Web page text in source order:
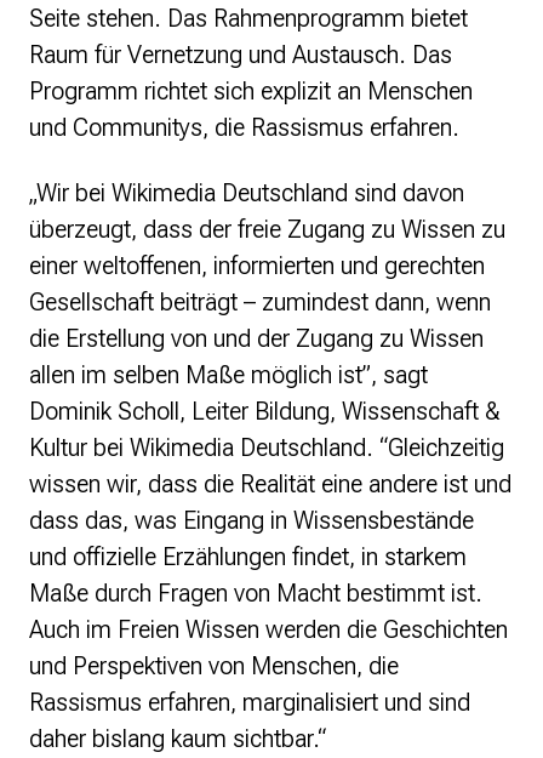
Strategie und Ziele
Ansprechpartner*innen
Transparenz
Suchanfrage
Suchen
Zum Inhalt überspringen
Seite stehen. Das Rahmenprogramm bietet
Raum für Vernetzung und Austausch. Das
Programm richtet sich explizit an Menschen
und Communitys, die Rassismus erfahren.
„Wir bei Wikimedia Deutschland sind davon
überzeugt, dass der freie Zugang zu Wissen zu
einer weltoffenen, informierten und gerechten
Gesellschaft beiträgt – zumindest dann, wenn
die Erstellung von und der Zugang zu Wissen
allen im selben Maße möglich ist”, sagt
Dominik Scholl, Leiter Bildung, Wissenschaft &
Kultur bei Wikimedia Deutschland. “Gleichzeitig
wissen wir, dass die Realität eine andere ist und
dass das, was Eingang in Wissensbestände
und offizielle Erzählungen findet, in starkem
Maße durch Fragen von Macht bestimmt ist.
Auch im Freien Wissen werden die Geschichten
und Perspektiven von Menschen, die
Rassismus erfahren, marginalisiert und sind
daher bislang kaum sichtbar.“